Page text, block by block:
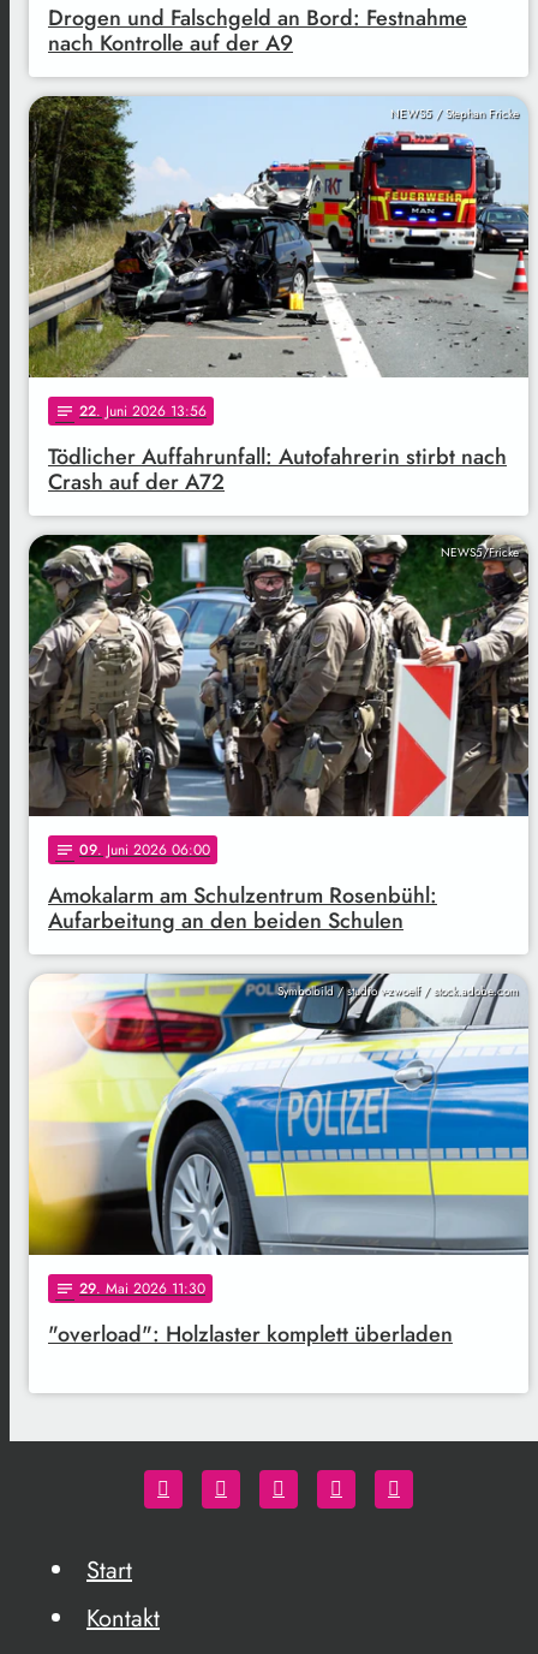
Drogen und Falschgeld an Bord: Festnahme
nach Kontrolle auf der A9
NEWS5 / Stephan Fricke
notes 22. Juni 2026 13:56
Tödlicher Auffahrunfall: Autofahrerin stirbt nach
Crash auf der A72
NEWS5/Fricke
notes 09. Juni 2026 06:00
Amokalarm am Schulzentrum Rosenbühl:
Aufarbeitung an den beiden Schulen
Symbolbild / studio v-zwoelf / stock.adobe.com
notes 29. Mai 2026 11:30
"overload": Holzlaster komplett überladen
Start
Kontakt